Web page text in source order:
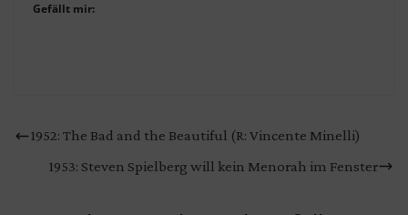
Gefällt mir:
1952: The Bad and the Beautiful (R: Vincente Minelli)
1953: Steven Spielberg will kein Menorah im Fenster